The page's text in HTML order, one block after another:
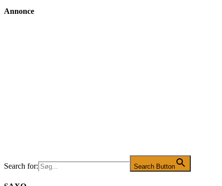
Annonce
Search for: Search Button